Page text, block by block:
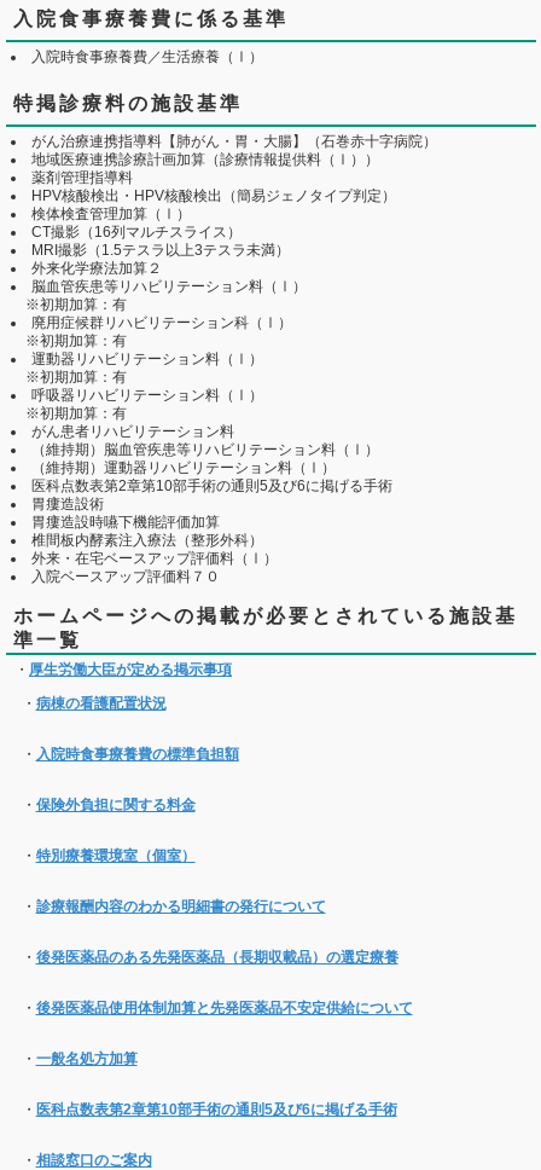
入院食事療養費に係る基準
入院時食事療養費／生活療養（Ⅰ）
特掲診療料の施設基準
がん治療連携指導料【肺がん・胃・大腸】（石巻赤十字病院）
地域医療連携診療計画加算（診療情報提供料（Ⅰ））
薬剤管理指導料
HPV核酸検出・HPV核酸検出（簡易ジェノタイプ判定）
検体検査管理加算（Ⅰ）
CT撮影（16列マルチスライス）
MRI撮影（1.5テスラ以上3テスラ未満）
外来化学療法加算２
脳血管疾患等リハビリテーション料（Ⅰ）
※初期加算：有
廃用症候群リハビリテーション科（Ⅰ）
※初期加算：有
運動器リハビリテーション料（Ⅰ）
※初期加算：有
呼吸器リハビリテーション料（Ⅰ）
※初期加算：有
がん患者リハビリテーション料
（維持期）脳血管疾患等リハビリテーション料（Ⅰ）
（維持期）運動器リハビリテーション料（Ⅰ）
医科点数表第2章第10部手術の通則5及び6に掲げる手術
胃瘻造設術
胃瘻造設時嚥下機能評価加算
椎間板内酵素注入療法（整形外科）
外来・在宅ベースアップ評価料（Ⅰ）
入院ベースアップ評価料７０
ホームページへの掲載が必要とされている施設基
準一覧
・ 厚生労働大臣が定める掲示事項
・ 病棟の看護配置状況
・ 入院時食事療養費の標準負担額
・ 保険外負担に関する料金
・ 特別療養環境室（個室）
・ 診療報酬内容のわかる明細書の発行について
・ 後発医薬品のある先発医薬品（長期収載品）の選定療養
・ 後発医薬品使用体制加算と先発医薬品不安定供給について
・ 一般名処方加算
・ 医科点数表第2章第10部手術の通則5及び6に掲げる手術
・ 相談窓口のご案内